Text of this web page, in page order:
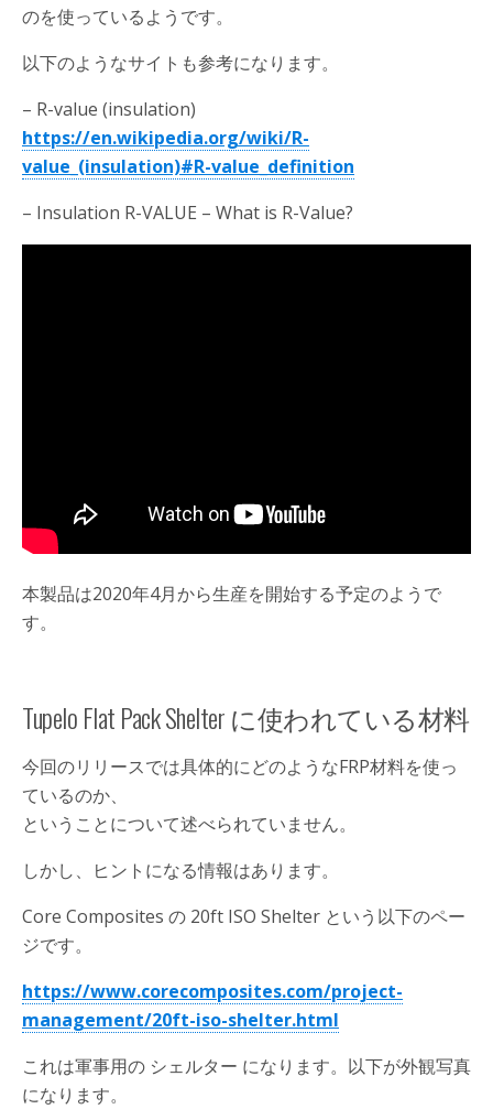
のを使っているようです。
以下のようなサイトも参考になります。
– R-value (insulation)
https://en.wikipedia.org/wiki/R-
value_(insulation)#R-value_definition
– Insulation R-VALUE – What is R-Value?
本製品は2020年4月から生産を開始する予定のようで
す。
Tupelo Flat Pack Shelter に使われている材料
今回のリリースでは具体的にどのようなFRP材料を使っ
ているのか、
ということについて述べられていません。
しかし、ヒントになる情報はあります。
Core Composites の 20ft ISO Shelter という以下のペー
ジです。
https://www.corecomposites.com/project-
management/20ft-iso-shelter.html
これは軍事用の シェルター になります。以下が外観写真
になります。